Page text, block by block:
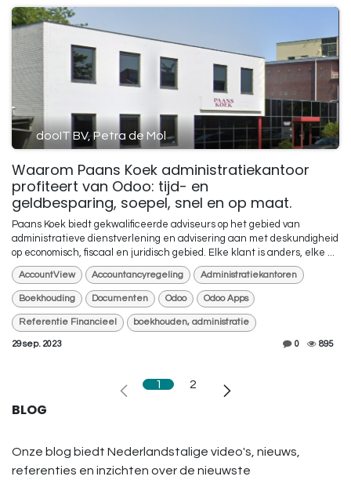
dooIT BV, Petra de Mol
Waarom Paans Koek administratiekantoor
profiteert van Odoo: tijd- en
geldbesparing, soepel, snel en op maat.
Paans Koek biedt gekwalificeerde adviseurs op het gebied van
administratieve dienstverlening en advisering aan met deskundigheid
op economisch, fiscaal en juridisch gebied. Elke klant is anders, elke ...
AccountView Accountancyregeling Administratiekantoren
Boekhouding Documenten Odoo Odoo Apps
Referentie Financieel boekhouden, administratie
29 sep. 2023 0 895
1 2
BLOG
Onze blog biedt Nederlandstalige video's, nieuws,
referenties en inzichten over de nieuwste